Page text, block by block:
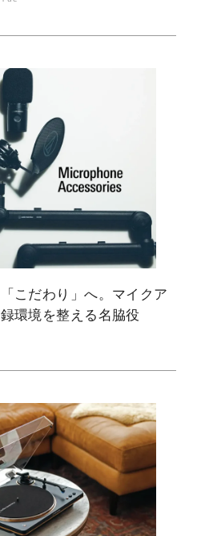
こだわり」へ。マイクア
環境を整える名脇役